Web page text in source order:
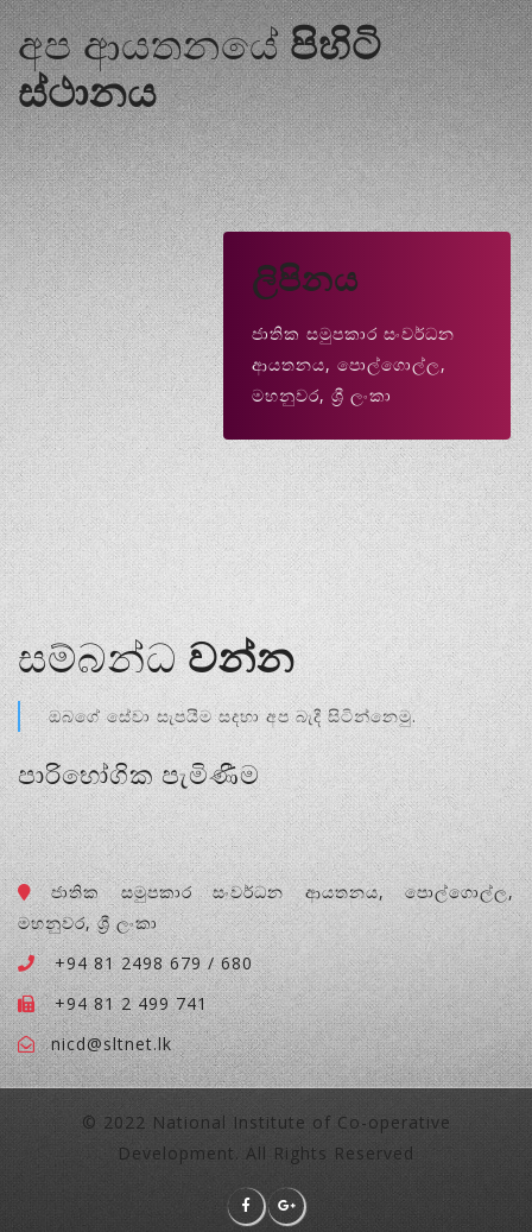
අප ආයතනයේපිහිටි
ස්ථානය
ලිපිනය
ජාතික සමුපකාර සංවර්ධන
ආයතනය, පොල්ගොල්ල,
මහනුවර, ශ්‍රී ලංකා
සම්බන්ධවන්න
ඔබගේ සේවා සැපයීම සදහා අප බැදී සිටින්නෙමු.
පාරිභෝගික පැමිණීම
ජාතික සමුපකාර සංවර්ධන ආයතනය, පොල්ගොල්ල,
මහනුවර, ශ්‍රී ලංකා
+94 81 2498 679 / 680
+94 81 2 499 741
nicd@sltnet.lk
© 2022 National Institute of Co-operative
Development. All Rights Reserved